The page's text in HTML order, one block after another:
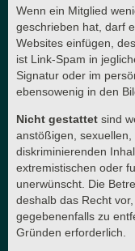
Wenn ein Mitglied
geschrieben hat, darf
Websites einfügen,
ist Link-Spam in
Signatur oder im
ebensowenig in den
Nicht gestattet sind
anstößigen,
diskriminierenden
extremistischen oder
unerwünscht. Die
deshalb das Recht
gegebenenfalls zu
Gründen erforderlich.